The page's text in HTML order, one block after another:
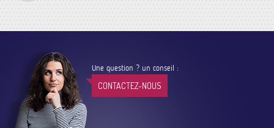
Une question ? un conseil :
CONTACTEZ-NOUS